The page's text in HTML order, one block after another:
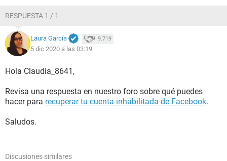
RESPUESTA 1 / 1
Laura García 9.719
5 dic 2020 a las 03:19
Hola Claudia_8641,
Revisa una respuesta en nuestro foro sobre qué puedes
hacer para recuperar tu cuenta inhabilitada de Facebook.
Saludos.
Discusiones similares